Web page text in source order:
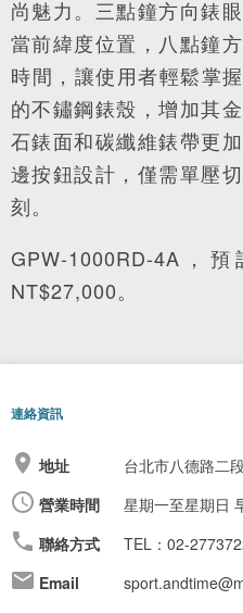
尚魅力。三點鐘方向錶
當前緯度位置，八點鐘
時間，讓使用者輕鬆掌
的不鏽鋼錶殼，增加其
石錶面和碳纖維錶帶更
邊按鈕設計，僅需單壓
刻。
GPW-1000RD-4A，
NT$27,000。
連絡資訊
地址
台北市八德路二
營業時間
星期一至星期日
聯絡方式
TEL：02-
Email